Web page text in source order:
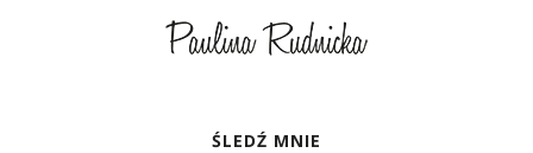
ŚLEDŹ MNIE